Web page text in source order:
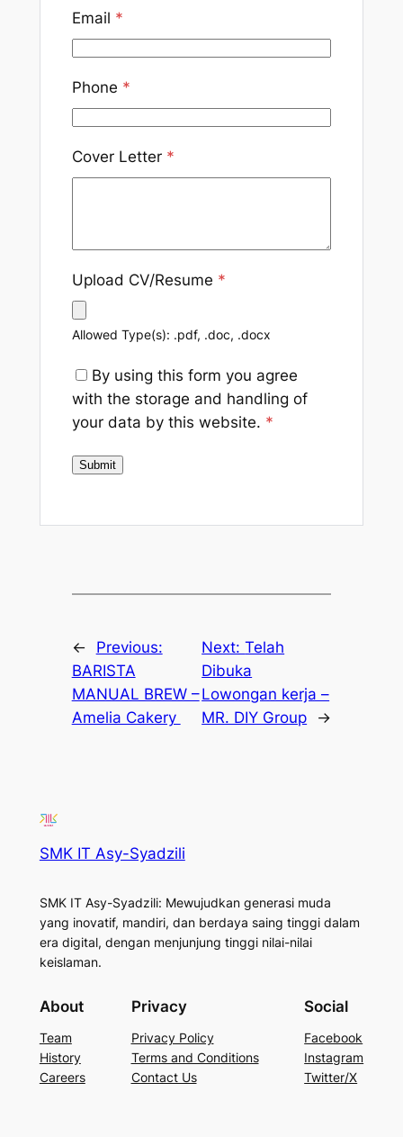
Email *
Phone *
Cover Letter *
Upload CV/Resume *
Allowed Type(s): .pdf, .doc, .docx
By using this form you agree
with the storage and handling of
your data by this website. *
←
Previous:
BARISTA
MANUAL BREW –
Amelia Cakery
Next:Telah
Dibuka
Lowongan kerja –
MR. DIY Group
→
SMK IT Asy-Syadzili
SMK IT Asy-Syadzili: Mewujudkan generasi muda
yang inovatif, mandiri, dan berdaya saing tinggi dalam
era digital, dengan menjunjung tinggi nilai-nilai
keislaman.
About
Team
History
Careers
Privacy
Privacy Policy
Terms and Conditions
Contact Us
Social
Facebook
Instagram
Twitter/X